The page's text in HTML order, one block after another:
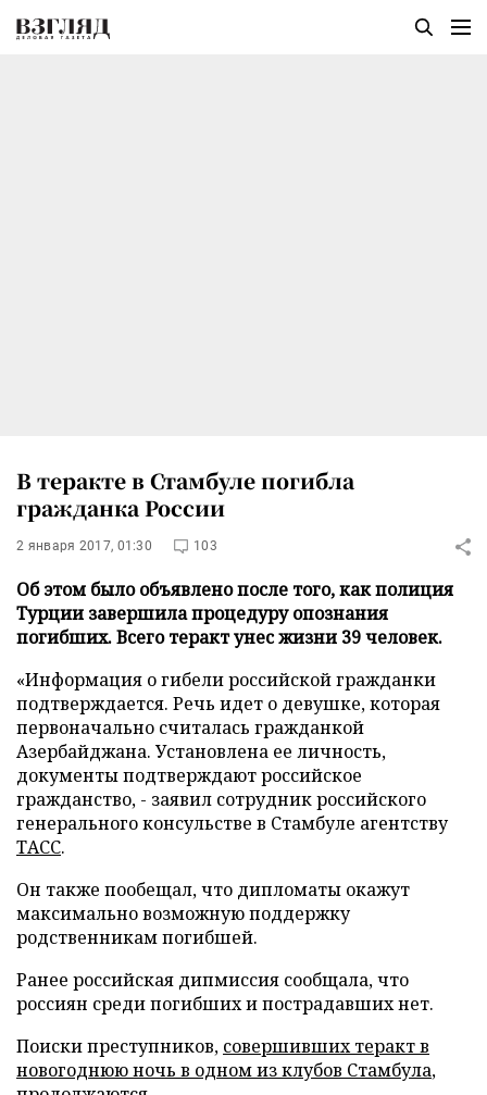
В теракте в Стамбуле погибла
гражданка России
2 января 2017, 01:30 103
Об этом было объявлено после того, как полиция
Турции завершила процедуру опознания
погибших. Всего теракт унес жизни 39 человек.
«Информация о гибели российской гражданки
подтверждается. Речь идет о девушке, которая
первоначально считалась гражданкой
Азербайджана. Установлена ее личность,
документы подтверждают российское
гражданство, - заявил сотрудник российского
генерального консульстве в Стамбуле агентству
ТАСС.
Он также пообещал, что дипломаты окажут
максимально возможную поддержку
родственникам погибшей.
Ранее российская дипмиссия сообщала, что
россиян среди погибших и пострадавших нет.
Поиски преступников, совершивших теракт в
новогоднюю ночь в одном из клубов Стамбула,